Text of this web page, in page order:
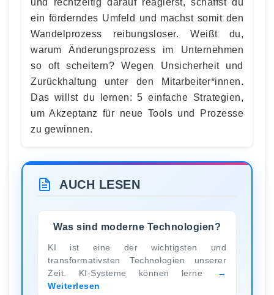
und rechtzeitig darauf reagierst, schaffst du
ein förderndes Umfeld und machst somit den
Wandelprozess reibungsloser. Weißt du,
warum Änderungsprozess im Unternehmen
so oft scheitern? Wegen Unsicherheit und
Zurückhaltung unter den Mitarbeiter*innen.
Das willst du lernen: 5 einfache Strategien,
um Akzeptanz für neue Tools und Prozesse
zu gewinnen.
AUCH LESEN
Was sind moderne Technologien?
KI ist eine der wichtigsten und
transformativsten Technologien unserer
Zeit. KI-Systeme können lerne
Weiterlesen